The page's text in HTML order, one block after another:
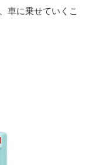
車に乗せていくこ